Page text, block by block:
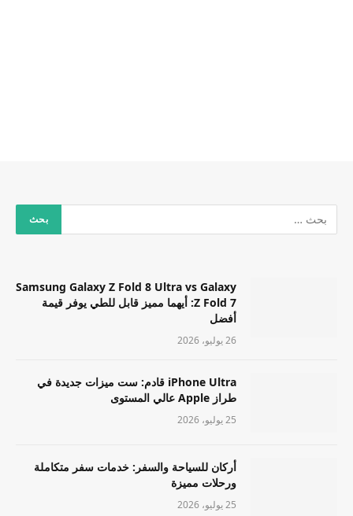
Samsung Galaxy Z Fold 8 Ultra vs Galaxy
Z Fold 7: أيهما مميز قابل للطي يوفر قيمة
أفضل
26 يوليو، 2026
iPhone Ultra قادم: ست ميزات جديدة في
طراز Apple عالي المستوى
25 يوليو، 2026
أركان للسياحة والسفر: خدمات سفر متكاملة
ورحلات مميزة
25 يوليو، 2026